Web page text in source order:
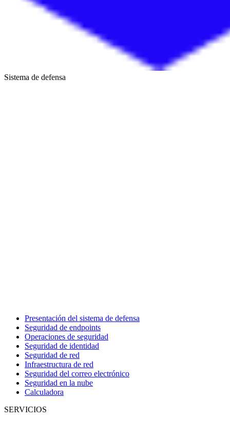
Sistema de defensa
Presentación del sistema de defensa
Seguridad de endpoints
Operaciones de seguridad
Seguridad de identidad
Seguridad de red
Infraestructura de red
Seguridad del correo electrónico
Seguridad en la nube
Calculadora
SERVICIOS